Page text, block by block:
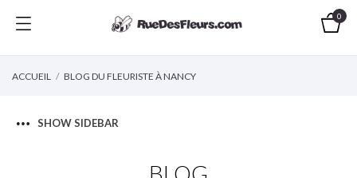
0
ACCUEIL BLOG DU FLEURISTE À NANCY
SHOW SIDEBAR